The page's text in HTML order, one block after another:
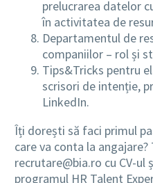
prelucrarea datelor
în activitatea de
Departamentul de
companiilor – rol și
Tips&Tricks pentru
scrisori de intenție,
LinkedIn.
Îți dorești să faci primul
care va conta la
recrutare@bia.ro cu CV-
programul HR Talent